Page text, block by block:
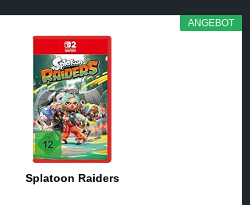
ANGEBOT
Splatoon Raiders